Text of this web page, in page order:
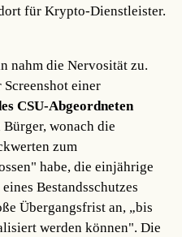
für Krypto-Dienstleister.
nahm die Nervosität zu.
einer
CSU-Abgeordneten
wonach die
zum
habe, die einjährige
Bestandsschutzes
Übergangsfrist an, „bis
werden können". Die